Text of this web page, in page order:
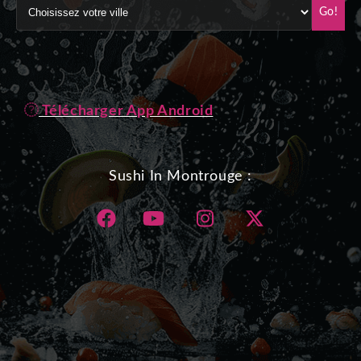
Go!
Télécharger App Android
Sushi In Montrouge :